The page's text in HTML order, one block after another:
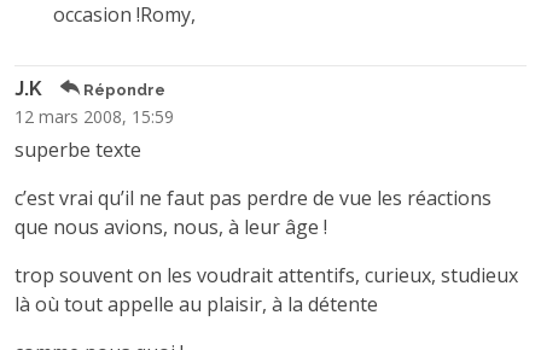
occasion !Romy,
J.K Répondre
12 mars 2008, 15:59
superbe texte
c’est vrai qu’il ne faut pas perdre de vue les réactions
que nous avions, nous, à leur âge !
trop souvent on les voudrait attentifs, curieux, studieux
là où tout appelle au plaisir, à la détente